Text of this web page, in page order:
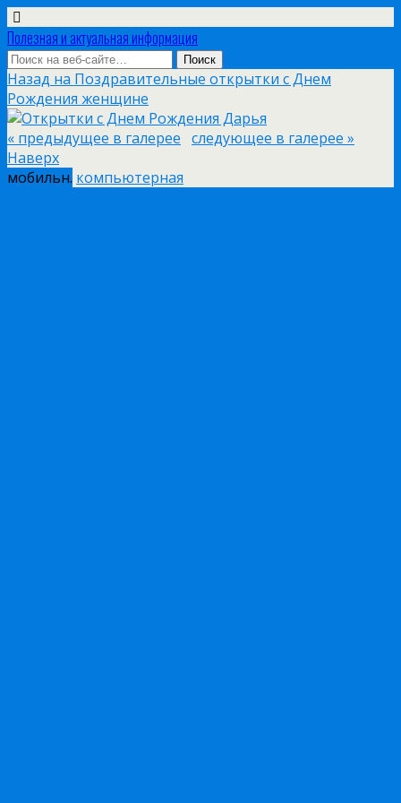
Полезная и актуальная информация
Назад на Поздравительные открытки с Днем
Рождения женщине
« предыдущее в галерее следующее в галерее »
Наверх
мобильн. компьютерная